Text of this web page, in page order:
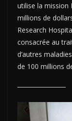
utilise la mission
millions de
Research
consacrée au
d’autres
de 100 millions